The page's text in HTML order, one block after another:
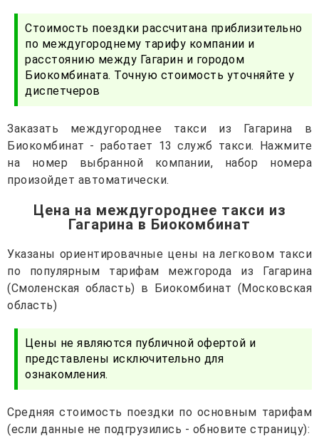
Стоимость поездки рассчитана приблизительно
по междугороднему тарифу компании и
расстоянию между Гагарин и городом
Биокомбината. Точную стоимость уточняйте у
диспетчеров
Заказать междугороднее такси из Гагарина в
Биокомбинат - работает 13 служб такси. Нажмите
на номер выбранной компании, набор номера
произойдет автоматически.
Цена на междугороднее такси из
Гагарина в Биокомбинат
Указаны ориентировачные цены на легковом такси
по популярным тарифам межгорода из Гагарина
(Смоленская область) в Биокомбинат (Московская
область)
Цены не являются публичной офертой и
представлены исключительно для
ознакомления.
Средняя стоимость поездки по основным тарифам
(если данные не подгрузились - обновите страницу):